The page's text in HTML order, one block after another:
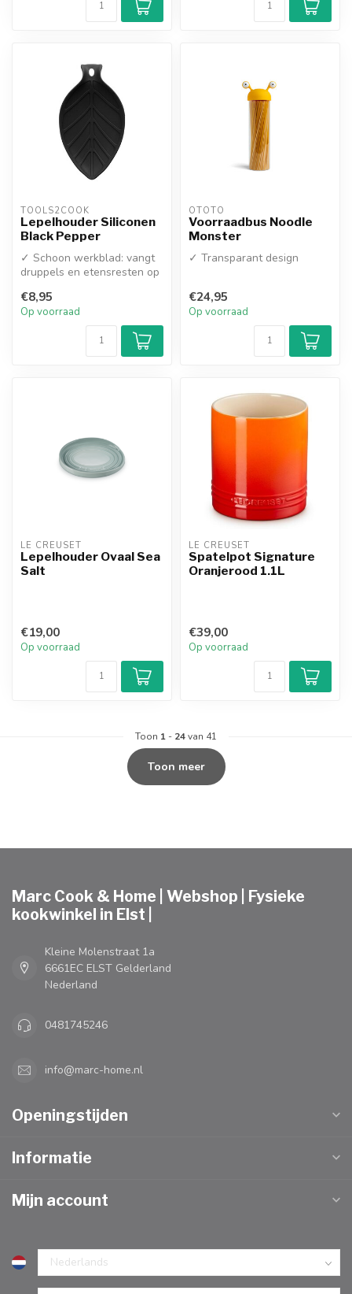
TOOLS2COOK
Lepelhouder Siliconen
Black Pepper
✓ Schoon werkblad: vangt
druppels en etensresten op
✓ Hitt...
€8,95
Op voorraad
OTOTO
Voorraadbus Noodle
Monster
✓ Transparant design
€24,95
Op voorraad
LE CREUSET
Lepelhouder Ovaal Sea
Salt
€19,00
Op voorraad
LE CREUSET
Spatelpot Signature
Oranjerood 1.1L
€39,00
Op voorraad
Toon 1 - 24van 41
Toon meer
Marc Cook & Home | Webshop | Fysieke
kookwinkel in Elst |
Kleine Molenstraat 1a
6661EC ELST Gelderland
Nederland
0481745246
info@marc-home.nl
Openingstijden
Informatie
Mijn account